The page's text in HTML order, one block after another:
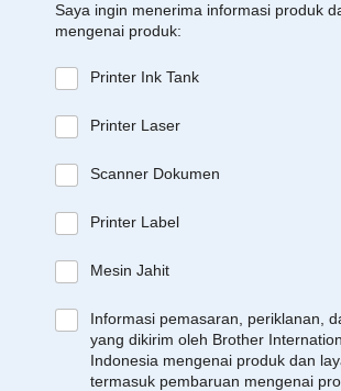
Saya ingin menerima informasi produk
mengenai produk:
Printer Ink Tank
Printer Laser
Scanner Dokumen
Printer Label
Mesin Jahit
Informasi pemasaran, periklanan,
yang dikirim oleh Brother
Indonesia mengenai produk dan
termasuk pembaruan mengenai